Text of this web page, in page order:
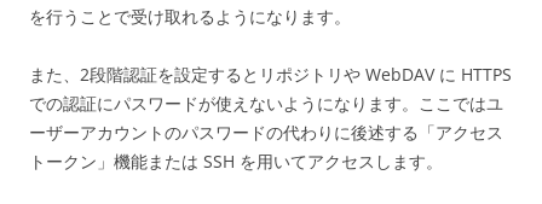
を行うことで受け取れるようになります。
また、2段階認証を設定するとリポジトリや WebDAV に HTTPS
での認証にパスワードが使えないようになります。ここではユ
ーザーアカウントのパスワードの代わりに後述する「アクセス
トークン」機能または SSH を用いてアクセスします。